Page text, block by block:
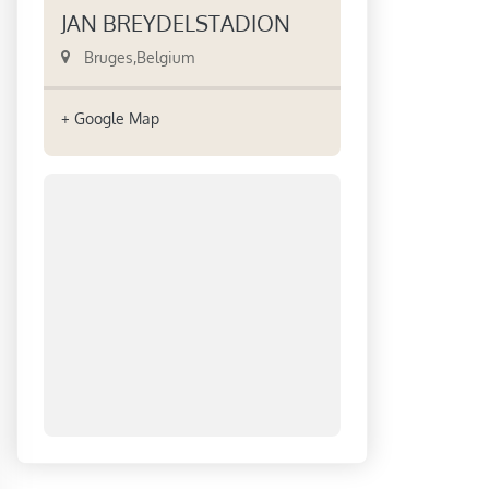
JAN BREYDELSTADION
Bruges,Belgium
+ Google Map